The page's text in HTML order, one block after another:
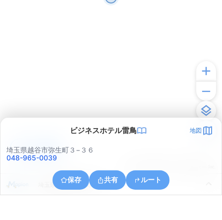
ビジネスホテル雷鳥 地図
埼玉県越谷市弥生町３−３６
048-965-0039
保存 共有 ルート
埼玉県越谷市登戸町１３
アプリで見る